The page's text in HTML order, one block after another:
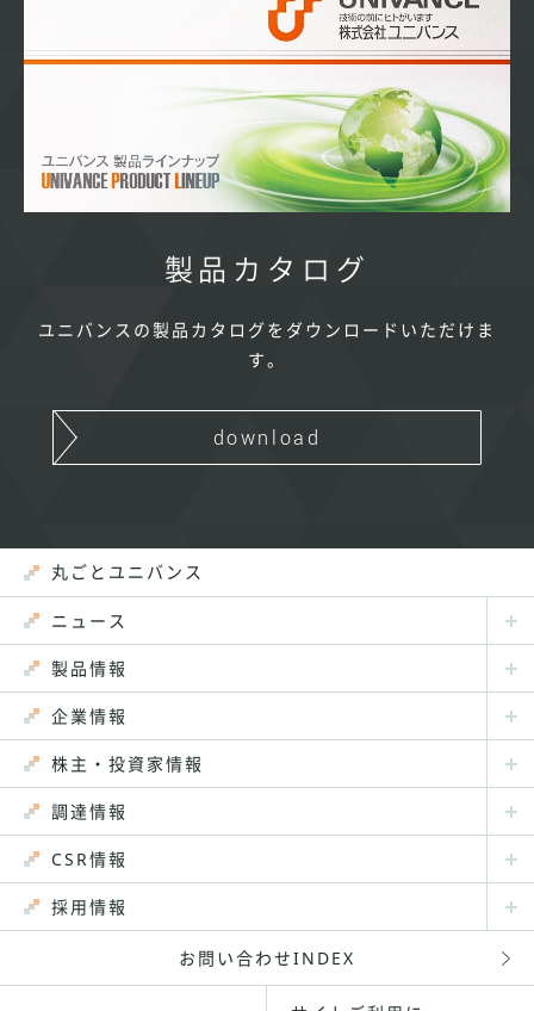
製品カタログ
ユニバンスの製品カタログをダウンロードいただけま
す。
download
丸ごとユニバンス
ニュース
製品情報
企業情報
株主・投資家情報
調達情報
CSR情報
採用情報
お問い合わせINDEX